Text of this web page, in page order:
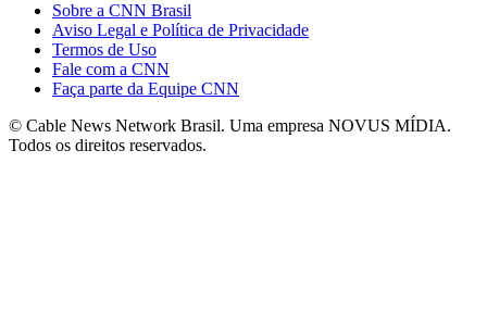
Sobre a CNN Brasil
Aviso Legal e Política de Privacidade
Termos de Uso
Fale com a CNN
Faça parte da Equipe CNN
© Cable News Network Brasil. Uma empresa NOVUS MÍDIA.
Todos os direitos reservados.